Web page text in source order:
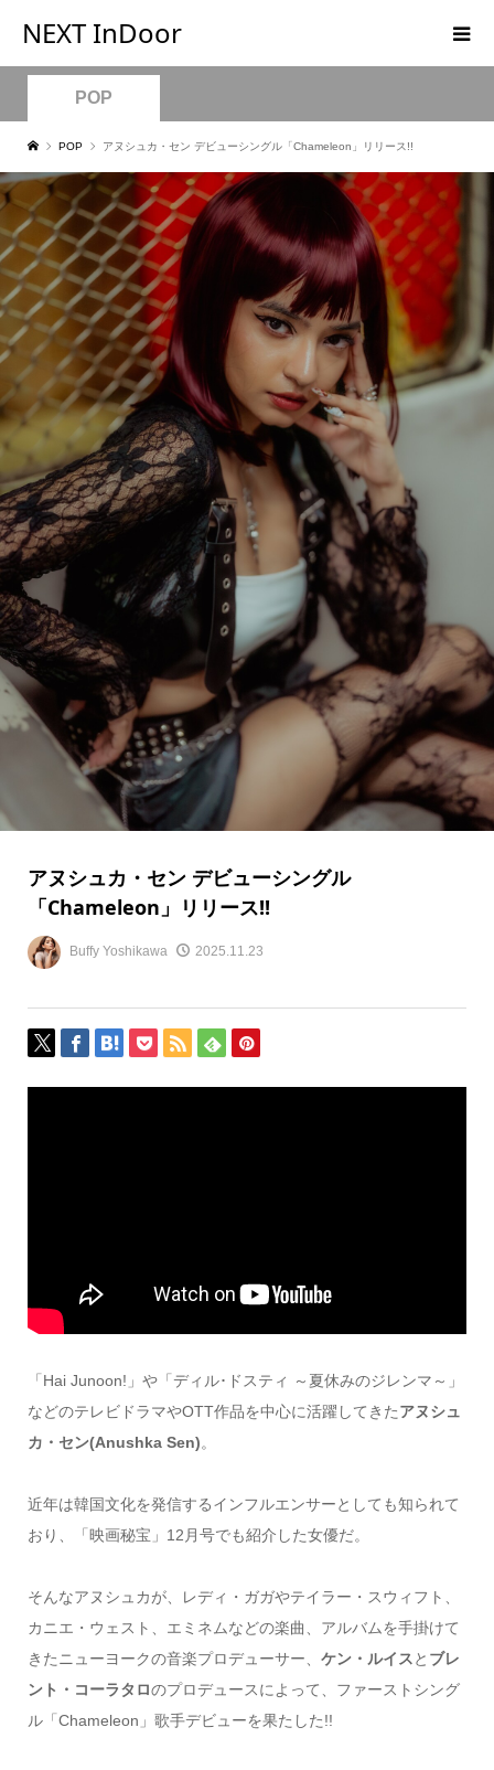
NEXT InDoor
POP
POP アヌシュカ・セン デビューシングル「Chameleon」リリース!!
アヌシュカ・セン デビューシングル
「Chameleon」リリース!!
Buffy Yoshikawa 2025.11.23
「Hai Junoon!」や「ディル･ドスティ ～夏休みのジレンマ～」
などのテレビドラマやOTT作品を中心に活躍してきたアヌシュ
カ・セン(Anushka Sen)。
近年は韓国文化を発信するインフルエンサーとしても知られて
おり、「映画秘宝」12月号でも紹介した女優だ。
そんなアヌシュカが、レディ・ガガやテイラー・スウィフト、
カニエ・ウェスト、エミネムなどの楽曲、アルバムを手掛けて
きたニューヨークの音楽プロデューサー、 ケン・ルイスと ブレ
ント・コーラタロのプロデュースによって、ファーストシング
ル「Chameleon」歌手デビューを果たした!!